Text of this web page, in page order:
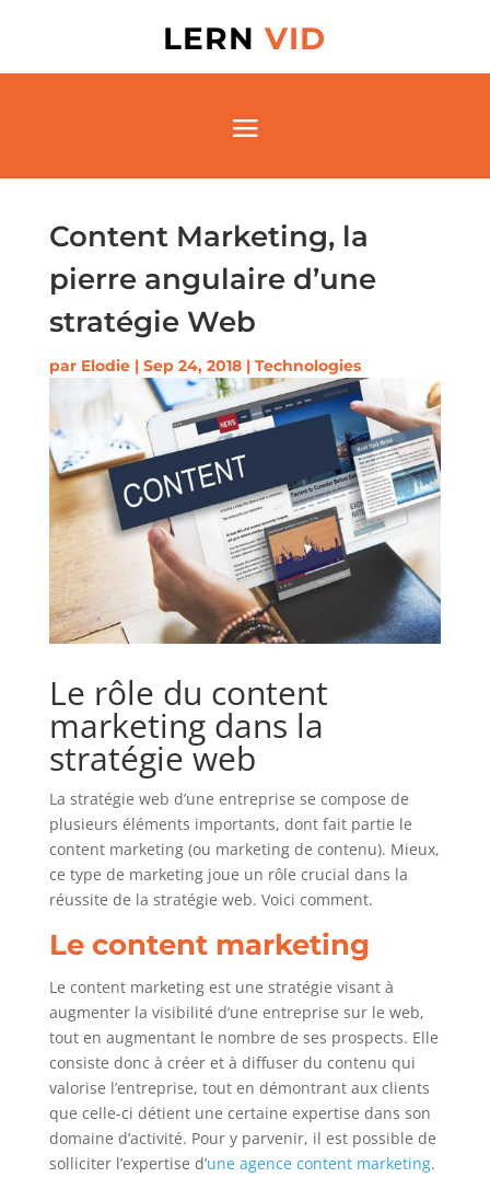
LERNVID
Content Marketing, la
pierre angulaire d’une
stratégie Web
par Elodie| Sep 24, 2018| Technologies
Le rôle du content
marketing dans la
stratégie web
La stratégie web d’une entreprise se compose de
plusieurs éléments importants, dont fait partie le
content marketing (ou marketing de contenu). Mieux,
ce type de marketing joue un rôle crucial dans la
réussite de la stratégie web. Voici comment.
Le content marketing
Le content marketing est une stratégie visant à
augmenter la visibilité d’une entreprise sur le web,
tout en augmentant le nombre de ses prospects. Elle
consiste donc à créer et à diffuser du contenu qui
valorise l’entreprise, tout en démontrant aux clients
que celle-ci détient une certaine expertise dans son
domaine d’activité. Pour y parvenir, il est possible de
solliciter l’expertise d’une agence content marketing.